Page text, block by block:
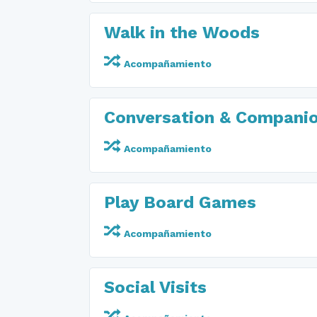
Walk in the Woods
Acompañamiento
Conversation &
Acompañamiento
Play Board Games
Acompañamiento
Social Visits